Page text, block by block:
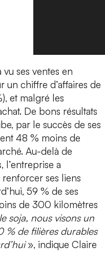
ses ventes en
chiffre d’affaires de
et malgré les
De bons résultats
par le succès de ses
48 % moins de
Au-delà de
l’entreprise a
ses liens
59 % de ses
de 300 kilomètres
soja, nous visons un
% de filières durables
», indique Claire